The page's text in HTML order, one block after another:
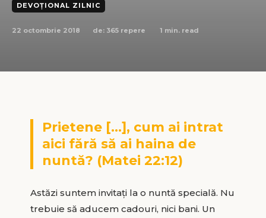
DEVOȚIONAL ZILNIC
22 octombrie 2018 de: 365 repere 1 min. read
Prietene […], cum ai intrat
aici fără să ai haina de
nuntă? (Matei 22:12)
Astăzi suntem invitați la o nuntă specială. Nu
trebuie să aducem cadouri, nici bani. Un